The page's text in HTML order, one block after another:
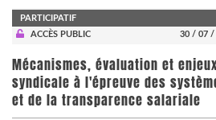
PARTICIPATIF
ACCÈS PUBLIC
30 / 07 /
Mécanismes, évaluation et
syndicale à l'épreuve des
et de la transparence salariale